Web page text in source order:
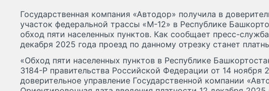
Государственная компания «Автодор» получила в
участок федеральной трассы «М-12» в Республике
обход пяти населенных пунктов. Как сообщает пресс-
декабря 2025 года проезд по данному отрезку станет
«Обход пяти населенных пунктов в Республике
3184-Р правительства Российской Федерации от 14 ноября
доверительное управление Государственной компании